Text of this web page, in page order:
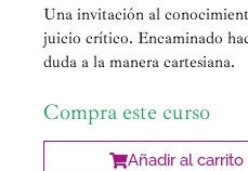
Una invitación al
juicio crítico. Encaminado
duda a la manera cartesiana.
Compra este curso
Añadir al carrito